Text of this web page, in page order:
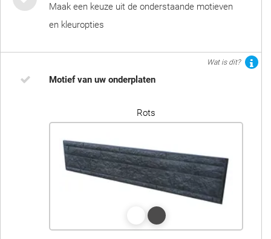
Maak een keuze uit de onderstaande motieven
en kleuropties
Wat is dit?
Motief van uw onderplaten
Rots